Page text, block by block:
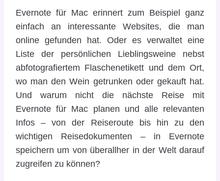
Evernote für Mac erinnert zum Beispiel ganz
einfach an interessante Websites, die man
online gefunden hat. Oder es verwaltet eine
Liste der persönlichen Lieblingsweine nebst
abfotografiertem Flaschenetikett und dem Ort,
wo man den Wein getrunken oder gekauft hat.
Und warum nicht die nächste Reise mit
Evernote für Mac planen und alle relevanten
Infos – von der Reiseroute bis hin zu den
wichtigen Reisedokumenten – in Evernote
speichern um von überallher in der Welt darauf
zugreifen zu können?